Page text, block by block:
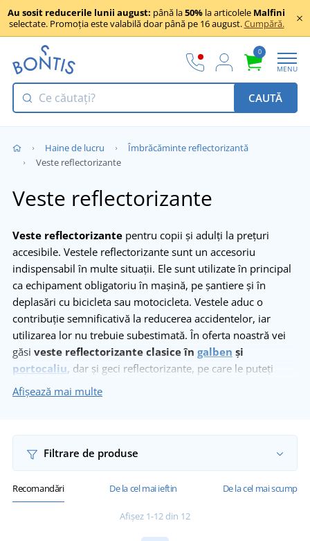
Au sosit reducerile lunii august: până la50% la articolele Malfini
selectate. Promoția este valabilă doar până pe 16 august.Cumpără.
0
MENU
CAUTĂ
Haine de lucru
Îmbrăcăminte reflectorizantă
Veste reflectorizante
Veste reflectorizante
Veste reflectorizante pentru copii și adulți la prețuri
accesibile. Vestele reflectorizante sunt un accesoriu
indispensabil în multe situații. Ele sunt utilizate în principal
ca echipament obligatoriu în mașină, pe șantiere și în
deplasări cu bicicleta sau motocicleta. Vestele aduc o
contribuție semnificativă la reducerea accidentelor, iar
utilizarea lor nu trebuie subestimată. În oferta noastră vei
găsi veste reflectorizante clasice în galben și
portocaliu, dar și geci reflectorizante, pe care le puteți
folosi și ca vestă prin separarea mânecilor. Avem și
reflectorizante pentru copii
Afișează mai multe
Filtrare de produse
Recomandări De la cel mai ieftin De la cel mai scump
Afișez 1-12 din 12